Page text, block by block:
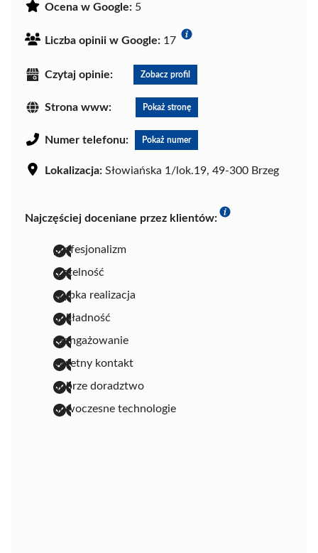
Ocena w Google: 5
Liczba opinii w Google: 17
Czytaj opinie: Zobacz profil
Strona www: Pokaż stronę
Numer telefonu: Pokaż numer
Lokalizacja: Słowiańska 1/lok.19, 49-300 Brzeg
Najczęściej doceniane przez klientów:
profesjonalizm
rzetelność
szybka realizacja
dokładność
zaangażowanie
świetny kontakt
dobrze doradztwo
nowoczesne technologie